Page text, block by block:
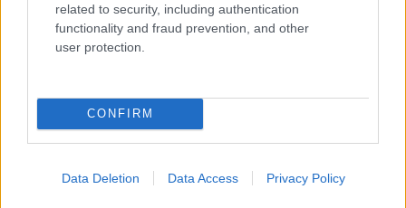
related to security, including authentication
functionality and fraud prevention, and other
user protection.
CONFIRM
Data Deletion Data Access Privacy Policy